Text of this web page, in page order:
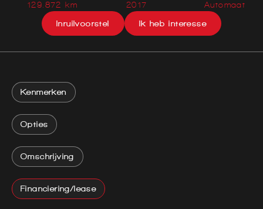
129.872 km 2017 Automaat
Inruilvoorstel Ik heb interesse
Kenmerken
Opties
Omschrijving
Financiering/lease